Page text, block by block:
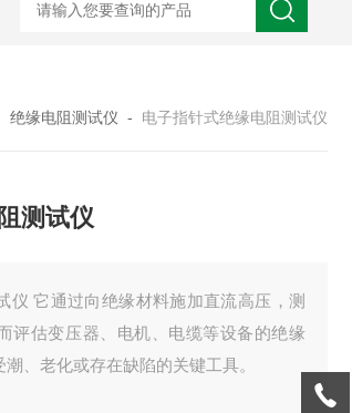
型可调高压兆欧表GM-5KV-20KV nl3203型
绝缘电阻测试仪 - 电子指针式绝缘电阻测试仪
测试仪
仪 它通过向绝缘材料施加直流高压，测
评估变压器、电机、电缆等设备的绝缘
、老化或存在缺陷的关键工具。